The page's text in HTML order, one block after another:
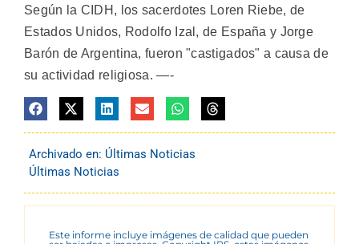
Según la CIDH, los sacerdotes Loren Riebe, de
Estados Unidos, Rodolfo Izal, de España y Jorge
Barón de Argentina, fueron "castigados" a causa de
su actividad religiosa. —-
Archivado en: Últimas Noticias
Últimas Noticias
Este informe incluye imágenes de calidad que pueden